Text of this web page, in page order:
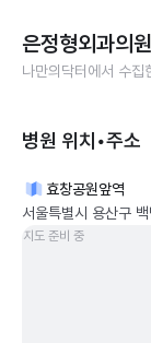
은정형외과의원
나만의닥터에서 수집
병원 위치•주소
효창공원앞역
서울특별시 용산구
지도 준비 중